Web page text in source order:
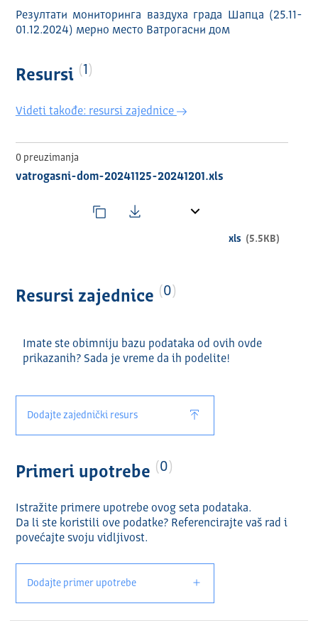
Резултати мониторинга ваздуха града Шапца (25.11-
01.12.2024) мерно место Ватрогасни дом
Resursi 1
Videti takođe: resursi zajednice
0 preuzimanja
vatrogasni-dom-20241125-20241201.xls
xls (5.5KB)
Resursi zajednice 0
Imate ste obimniju bazu podataka od ovih ovde
prikazanih? Sada je vreme da ih podelite!
Dodajte zajednički resurs
Primeri upotrebe 0
Istražite primere upotrebe ovog seta podataka.
Da li ste koristili ove podatke? Referencirajte vaš rad i
povećajte svoju vidlјivost.
Dodajte primer upotrebe